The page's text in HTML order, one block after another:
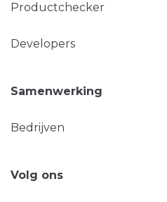
Productchecker
Developers
Samenwerking
Bedrijven
Volg ons